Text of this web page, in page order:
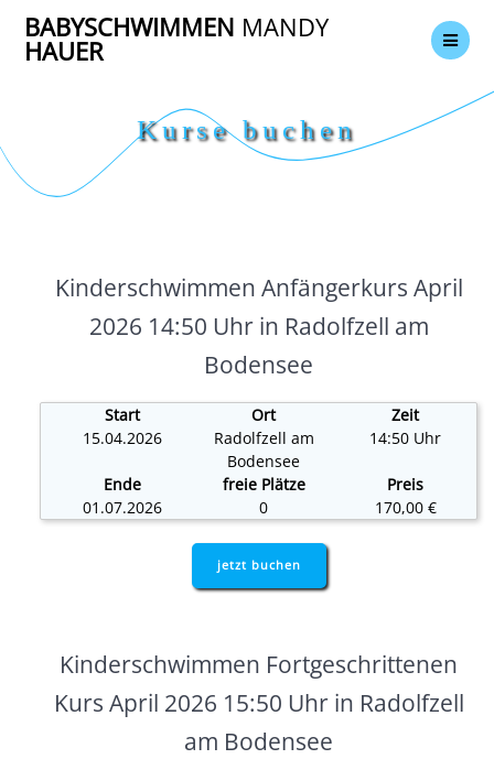
Inhalt
BABYSCHWIMMEN MANDY
HAUER
Kurse buchen
Kinderschwimmen Anfängerkurs April
2026 14:50 Uhr in Radolfzell am
Bodensee
Start Ort
Zeit
15.04.2026
Radolfzell am
Bodensee
14:50 Uhr
Ende freie Plätze
Preis
01.07.2026
0 170,00 €
jetzt buchen
Kinderschwimmen Fortgeschrittenen
Kurs April 2026 15:50 Uhr in Radolfzell
am Bodensee